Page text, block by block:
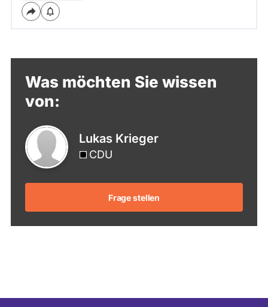
Was möchten Sie wissen
von:
Lukas Krieger
CDU
Frage stellen